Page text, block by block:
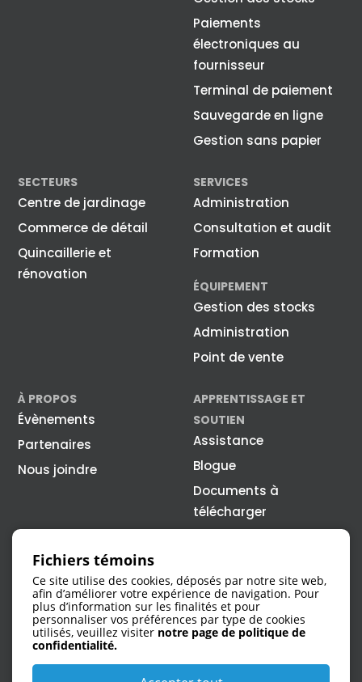
Paiements
électroniques au
fournisseur
Terminal de paiement
Sauvegarde en ligne
Gestion sans papier
SECTEURS
Centre de jardinage
Commerce de détail
Quincaillerie et
rénovation
SERVICES
Administration
Consultation et audit
Formation
ÉQUIPEMENT
Gestion des stocks
Administration
Point de vente
À PROPOS
Évènements
Partenaires
Nous joindre
APPRENTISSAGE ET
SOUTIEN
Assistance
Blogue
Documents à
télécharger
1 866 308-4315
Fichiers témoins
Ce site utilise des cookies, déposés par notre site web,
afin d’améliorer votre expérience de navigation. Pour
plus d’information sur les finalités et pour
personnaliser vos préférences par type de cookies
utilisés, veuillez visiter notre page de politique de
confidentialité.